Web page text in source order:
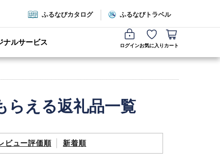
ふるなびカタログ ふるなびトラベル
ナルサービス ログインお気に入り カート
らえる返礼品一覧
ビュー評価順 新着順